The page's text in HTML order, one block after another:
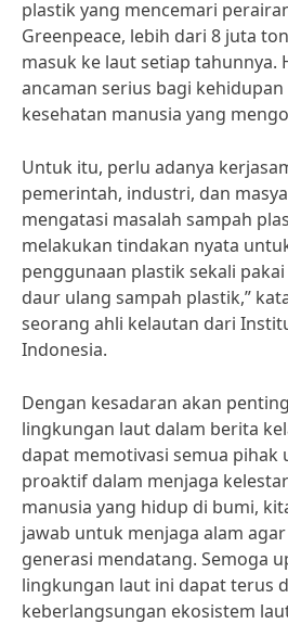
plastik yang mencemari
Greenpeace, lebih dari 8 juta
masuk ke laut setiap tahunnya.
ancaman serius bagi
kesehatan manusia yang
Untuk itu, perlu adanya
pemerintah, industri, dan
mengatasi masalah sampah
melakukan tindakan nyata
penggunaan plastik sekali
daur ulang sampah plastik,”
seorang ahli kelautan dari
Indonesia.
Dengan kesadaran akan
lingkungan laut dalam berita
dapat memotivasi semua
proaktif dalam menjaga
manusia yang hidup di bumi,
jawab untuk menjaga alam
generasi mendatang. Semoga
lingkungan laut ini dapat terus
keberlangsungan ekosistem